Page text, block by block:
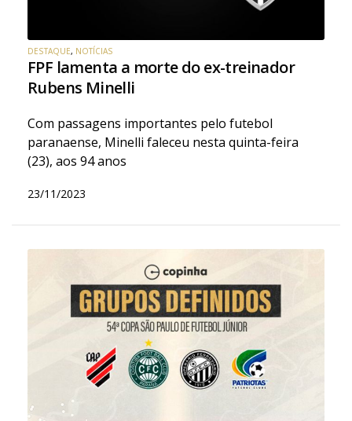
DESTAQUE, NOTÍCIAS
FPF lamenta a morte do ex-treinador
Rubens Minelli
Com passagens importantes pelo futebol
paranaense, Minelli faleceu nesta quinta-feira
(23), aos 94 anos
23/11/2023